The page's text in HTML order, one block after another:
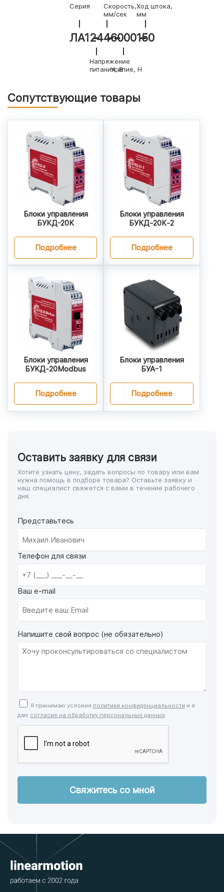
ЛА1
Серия
24
Напряжение
питания, В
4
Скорость,
мм/сек
6000
Усилие, Н
150
Ход штока,
мм
Сопутствующие товары
Блоки управления
БУКД-20К
Подробнее
Блоки управления
БУКД‑20К‑2
Подробнее
Блоки управления
БУКД‑20Modbus
Подробнее
Блоки управления
БУА-1
Подробнее
Оставить заявку для связи
Хотите узнать цену, задать вопросы по товару или вам
нужна помощь в подборе товара? Оставьте заявку и
наш специалист свяжется с вами в течение рабочего
дня.
Представьтесь
Телефон для связи
Ваш e-mail
Напишите свой вопрос (не обязательно)
Я принимаю условия политики конфиденциальности и я
даю согласие на обработку персональных данных